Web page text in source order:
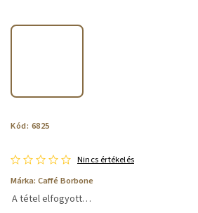
Kód: 6825
Nincs értékelés
Márka: Caffé Borbone
A tétel elfogyott…